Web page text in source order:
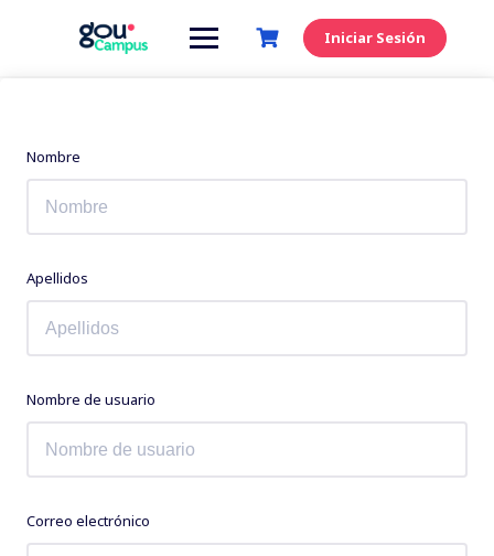
Iniciar Sesión
Nombre
Apellidos
Nombre de usuario
Correo electrónico